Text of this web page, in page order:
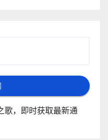
歌，即时获取最新通